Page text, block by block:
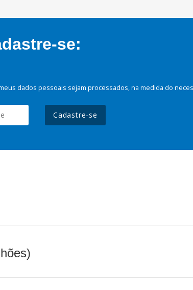
se:
dados pessoais sejam processados, na medida do
Cadastre-se